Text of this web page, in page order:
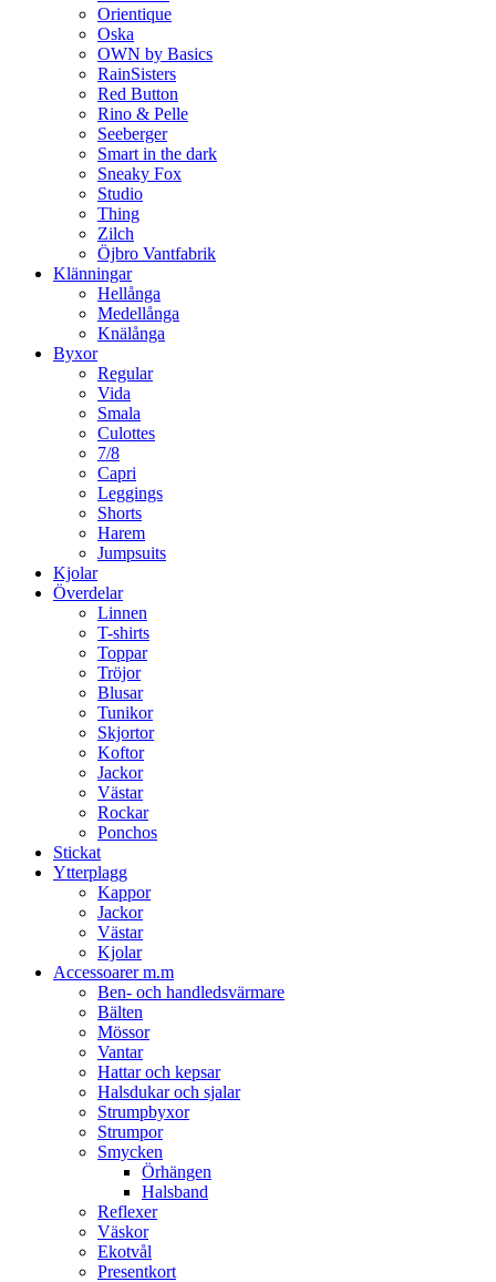
Orientique
Oska
OWN by Basics
RainSisters
Red Button
Rino & Pelle
Seeberger
Smart in the dark
Sneaky Fox
Studio
Thing
Zilch
Öjbro Vantfabrik
Klänningar
Hellånga
Medellånga
Knälånga
Byxor
Regular
Vida
Smala
Culottes
7/8
Capri
Leggings
Shorts
Harem
Jumpsuits
Kjolar
Överdelar
Linnen
T-shirts
Toppar
Tröjor
Blusar
Tunikor
Skjortor
Koftor
Jackor
Västar
Rockar
Ponchos
Stickat
Ytterplagg
Kappor
Jackor
Västar
Kjolar
Accessoarer m.m
Ben- och handledsvärmare
Bälten
Mössor
Vantar
Hattar och kepsar
Halsdukar och sjalar
Strumpbyxor
Strumpor
Smycken
Örhängen
Halsband
Reflexer
Väskor
Ekotvål
Presentkort